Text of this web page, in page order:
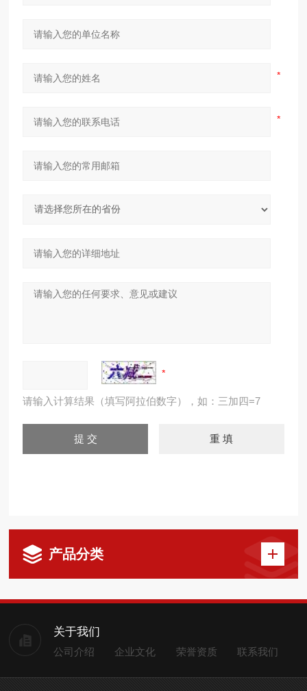
请输入计算结果（填写阿拉伯数字），如：三加四=7
产品分类
关于我们
公司介绍 企业文化 荣誉资质 联系我们